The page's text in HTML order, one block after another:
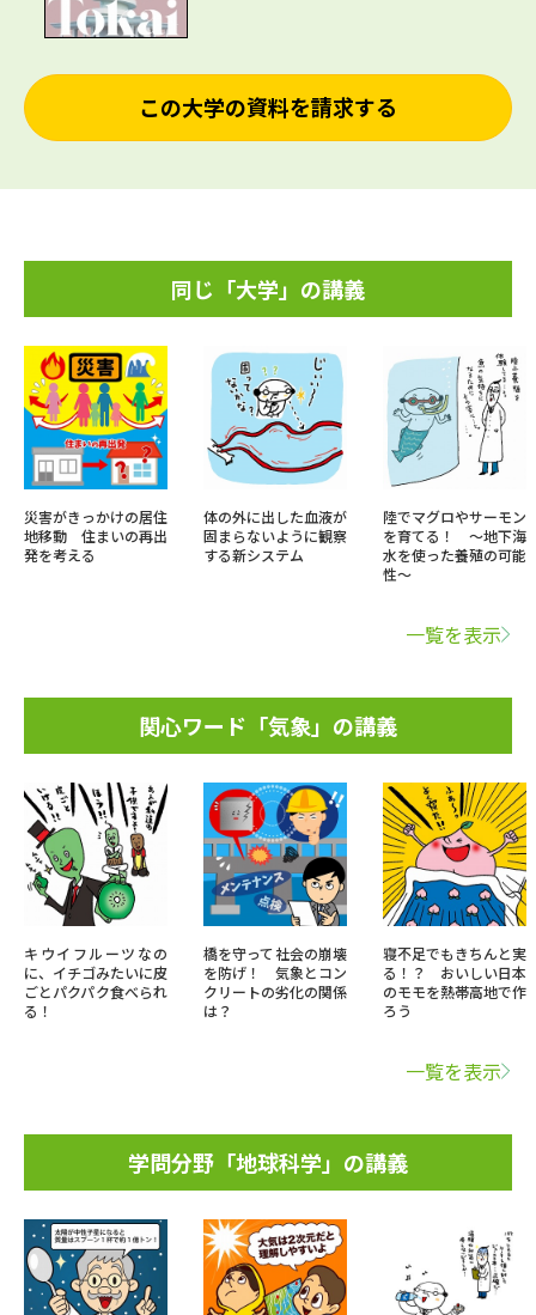
この大学の資料を請求する
同じ「大学」の講義
災害がきっかけの居住
地移動 住まいの再出
発を考える
体の外に出した血液が
固まらないように観察
する新システム
陸でマグロやサーモン
を育てる！ ～地下海
水を使った養殖の可能
性～
一覧を表示
関心ワード「気象」の講義
キウイフルーツなの
に、イチゴみたいに皮
ごとパクパク食べられ
る！
橋を守って社会の崩壊
を防げ！ 気象とコン
クリートの劣化の関係
は？
寝不足でもきちんと実
る！？ おいしい日本
のモモを熱帯高地で作
ろう
一覧を表示
学問分野「地球科学」の講義